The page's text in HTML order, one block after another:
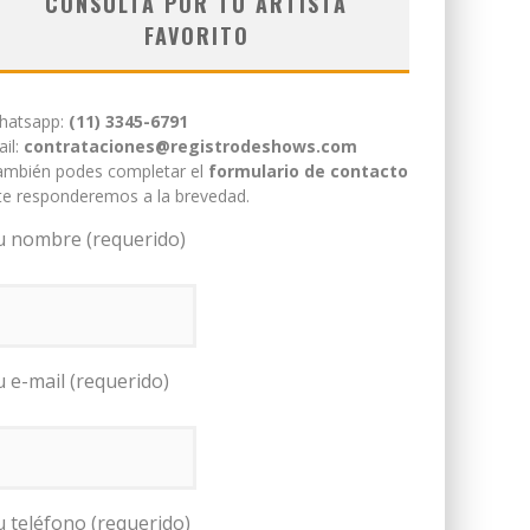
FAVORITO
(11) 3345-6791
contrataciones@registrodeshows.com
podes completar el formulario de contacto
responderemos a la brevedad.
nombre (requerido)
e-mail (requerido)
teléfono (requerido)